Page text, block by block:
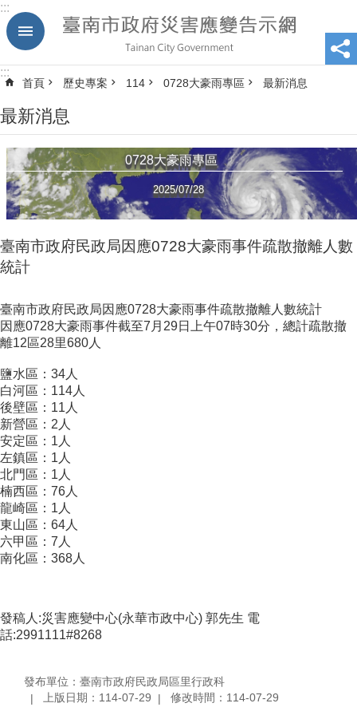
跳到主要內容區塊
:::
:::
首頁 歷史專案 114 0728大豪雨專區 最新消息
最新消息
0728大豪雨專區
2025/07/28
臺南市政府民政局因應0728大豪雨事件疏散撤離人數
統計
臺南市政府民政局因應0728大豪雨事件疏散撤離人數統計
因應0728大豪雨事件截至7月29日上午07時30分，總計疏散撤
離12區28里680人
鹽水區：34人
白河區：114人
後壁區：11人
新營區：2人
安定區：1人
左鎮區：1人
北門區：1人
楠西區：76人
龍崎區：1人
東山區：64人
六甲區：7人
南化區：368人
發稿人:災害應變中心(永華市政中心) 郭先生 電
話:2991111#8268
發布單位：臺南市政府民政局區里行政科
上版日期：114-07-29
修改時間：114-07-29